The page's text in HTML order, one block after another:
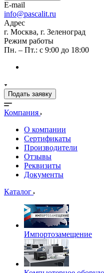
E-mail
info@pascalit.ru
Адрес
г. Москва, г. Зеленоград
Режим работы
Пн. – Пт.: с 9:00 до 18:00
Подать заявку
Компания
О компании
Сертификаты
Производители
Отзывы
Реквизиты
Документы
Каталог
Импортозамещение